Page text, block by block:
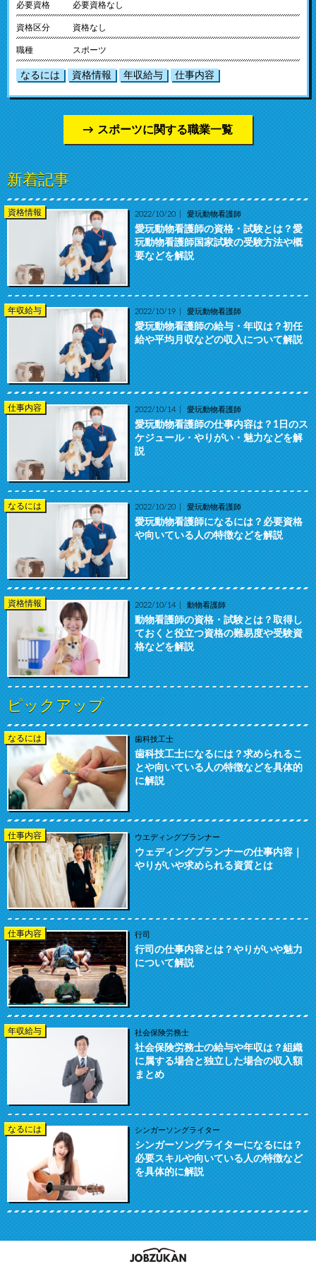
必要資格 必要資格なし
資格区分 資格なし
職種 スポーツ
なるには 資格情報 年収給与 仕事内容
スポーツに関する職業一覧
新着記事
資格情報 2022/10/20 愛玩動物看護師
愛玩動物看護師の資格・試験とは？愛
玩動物看護師国家試験の受験方法や概
要などを解説
年収給与 2022/10/19 愛玩動物看護師
愛玩動物看護師の給与・年収は？初任
給や平均月収などの収入について解説
仕事内容 2022/10/14 愛玩動物看護師
愛玩動物看護師の仕事内容は？1日のス
ケジュール・やりがい・魅力などを解
説
なるには 2022/10/20 愛玩動物看護師
愛玩動物看護師になるには？必要資格
や向いている人の特徴などを解説
資格情報 2022/10/14 動物看護師
動物看護師の資格・試験とは？取得し
ておくと役立つ資格の難易度や受験資
格などを解説
ピックアップ
なるには 歯科技工士
歯科技工士になるには？求められるこ
とや向いている人の特徴などを具体的
に解説
仕事内容 ウエディングプランナー
ウェディングプランナーの仕事内容｜
やりがいや求められる資質とは
仕事内容 行司
行司の仕事内容とは？やりがいや魅力
について解説
年収給与 社会保険労務士
社会保険労務士の給与や年収は？組織
に属する場合と独立した場合の収入額
まとめ
なるには シンガーソングライター
シンガーソングライターになるには？
必要スキルや向いている人の特徴など
を具体的に解説